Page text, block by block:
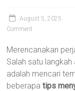
August 5, 2025
Comment
Merencanakan
Salah satu
adalah mencari
beberapatips